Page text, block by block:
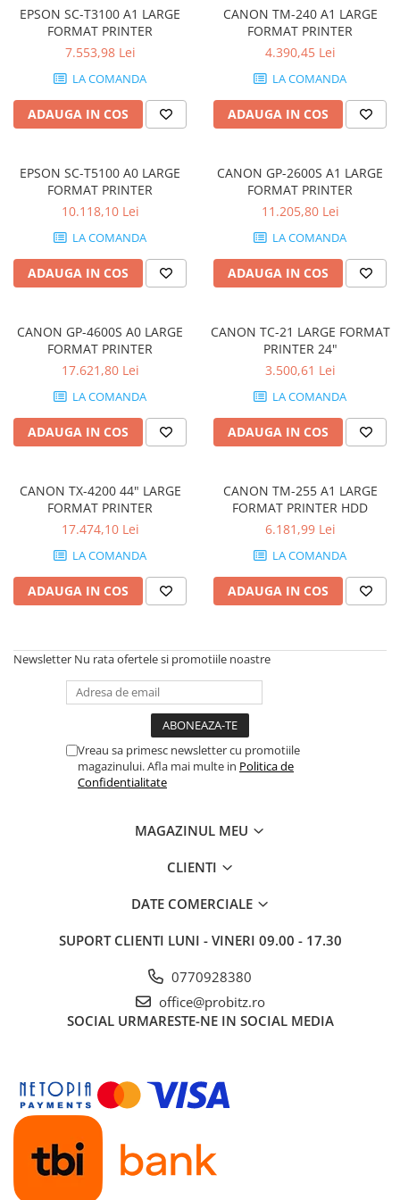
Genti Laptop
Incarcatoare laptop
Incarcatoare laptop refurbished
Standuri și Coolere Laptop
Alte accesorii
Card reader
Coolere
Surse PC
Ventilatoare carcasa
Placi de baza REFURBISHED
Procesoare
Placi VIDEO
PC All-in-One
Calculatoare All-in-One NOI
All-in-One REFURBISHED
Componente All-in-One
EPSON SC-T3100 A1 LARGE
FORMAT PRINTER
7.553,98 Lei
LA COMANDA
ADAUGA IN COS
CANON TM-240 A1 LARGE
FORMAT PRINTER
4.390,45 Lei
LA COMANDA
ADAUGA IN COS
EPSON SC-T5100 A0 LARGE
FORMAT PRINTER
10.118,10 Lei
LA COMANDA
ADAUGA IN COS
CANON GP-2600S A1 LARGE
FORMAT PRINTER
11.205,80 Lei
LA COMANDA
ADAUGA IN COS
CANON GP-4600S A0 LARGE
FORMAT PRINTER
17.621,80 Lei
LA COMANDA
ADAUGA IN COS
CANON TC-21 LARGE FORMAT
PRINTER 24"
3.500,61 Lei
LA COMANDA
ADAUGA IN COS
CANON TX-4200 44" LARGE
FORMAT PRINTER
17.474,10 Lei
LA COMANDA
ADAUGA IN COS
CANON TM-255 A1 LARGE
FORMAT PRINTER HDD
6.181,99 Lei
LA COMANDA
ADAUGA IN COS
Newsletter Nu rata ofertele si promotiile noastre
Vreau sa primesc newsletter cu promotiile
magazinului. Afla mai multe in Politica de
Confidentialitate
MAGAZINUL MEU
CLIENTI
DATE COMERCIALE
SUPORT CLIENTI LUNI - VINERI 09.00 - 17.30
0770928380
office@probitz.ro
SOCIAL URMARESTE-NE IN SOCIAL MEDIA